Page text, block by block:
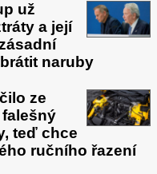
už
a její
naruby
ze
teď chce
ručního řazení